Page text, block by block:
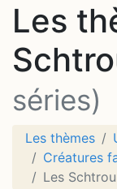
Les
séries)
Les thèmes
Créatures
Les